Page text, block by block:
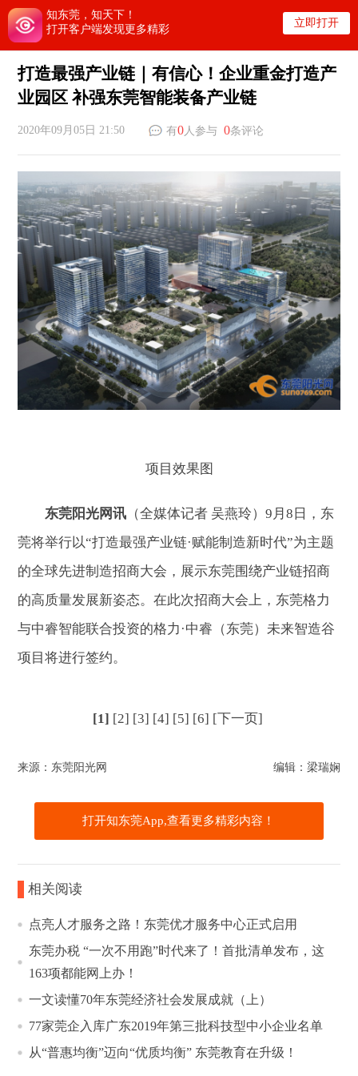
知东莞，知天下！
打开客户端发现更多精彩
立即打开
打造最强产业链｜有信心！企业重金打造产
业园区 补强东莞智能装备产业链
2020年09月05日 21:50 有0人参与0条评论
项目效果图
东莞阳光网讯 （全媒体记者 吴燕玲）9月8日，东
莞将举行以“打造最强产业链·赋能制造新时代”为主题
的全球先进制造招商大会，展示东莞围绕产业链招商
的高质量发展新姿态。在此次招商大会上，东莞格力
与中睿智能联合投资的格力·中睿（东莞）未来智造谷
项目将进行签约。
[1] [2] [3] [4] [5] [6] [下一页]
来源：东莞阳光网 编辑：梁瑞娴
打开知东莞App,查看更多精彩内容！
相关阅读
点亮人才服务之路！东莞优才服务中心正式启用
东莞办税 “一次不用跑”时代来了！首批清单发布，这
163项都能网上办！
一文读懂70年东莞经济社会发展成就（上）
77家莞企入库广东2019年第三批科技型中小企业名单
从“普惠均衡”迈向“优质均衡” 东莞教育在升级！